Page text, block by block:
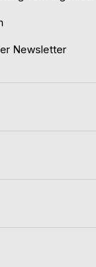
Newsletter